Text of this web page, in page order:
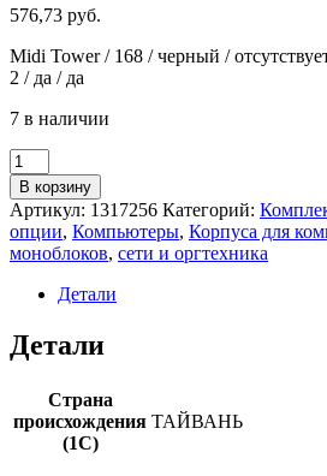
576,73 руб.
Midi Tower / 168 / черный /
2 / да / да
7 в наличии
Количество
товара
Корпус
Gigabyte
AORUS
C400
GLASS
БП
черный
AC400G)
В корзину
Артикул: 1317256 Категорий:
опции, Компьютеры, Корпуса для
моноблоков, сети и оргтехника
Детали
Детали
Страна
происхождения
(1С)
ТАЙВАНЬ